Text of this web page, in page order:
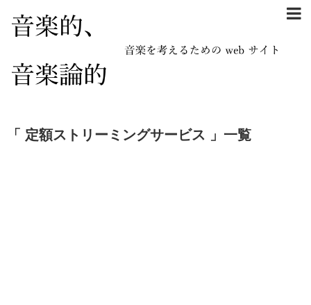
「 定額ストリーミングサービス 」一覧